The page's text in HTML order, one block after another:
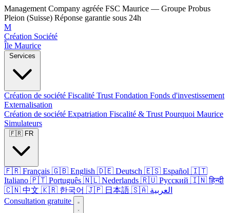
Management Company agréée FSC Maurice — Groupe Probus
Pleion (Suisse) Réponse garantie sous 24h
M
Création Société
Île Maurice
Création de société Fiscalité Trust Fondation Fonds d'investissement
Externalisation
Création de société Expatriation Fiscalité & Trust Pourquoi Maurice
Simulateurs
🇫🇷 Français 🇬🇧 English 🇩🇪 Deutsch 🇪🇸 Español 🇮🇹
Italiano 🇵🇹 Português 🇳🇱 Nederlands 🇷🇺 Русский 🇮🇳 हिन्दी
🇨🇳 中文 🇰🇷 한국어 🇯🇵 日本語
🇸🇦 العربية
Consultation gratuite